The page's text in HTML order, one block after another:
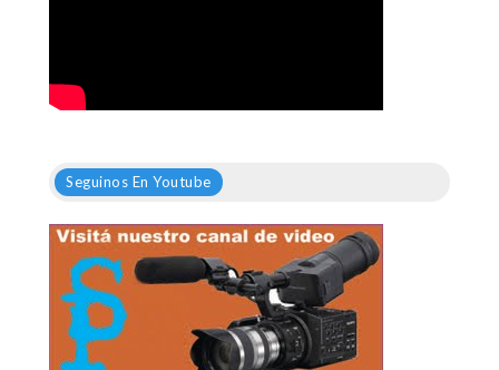
Seguinos En Youtube